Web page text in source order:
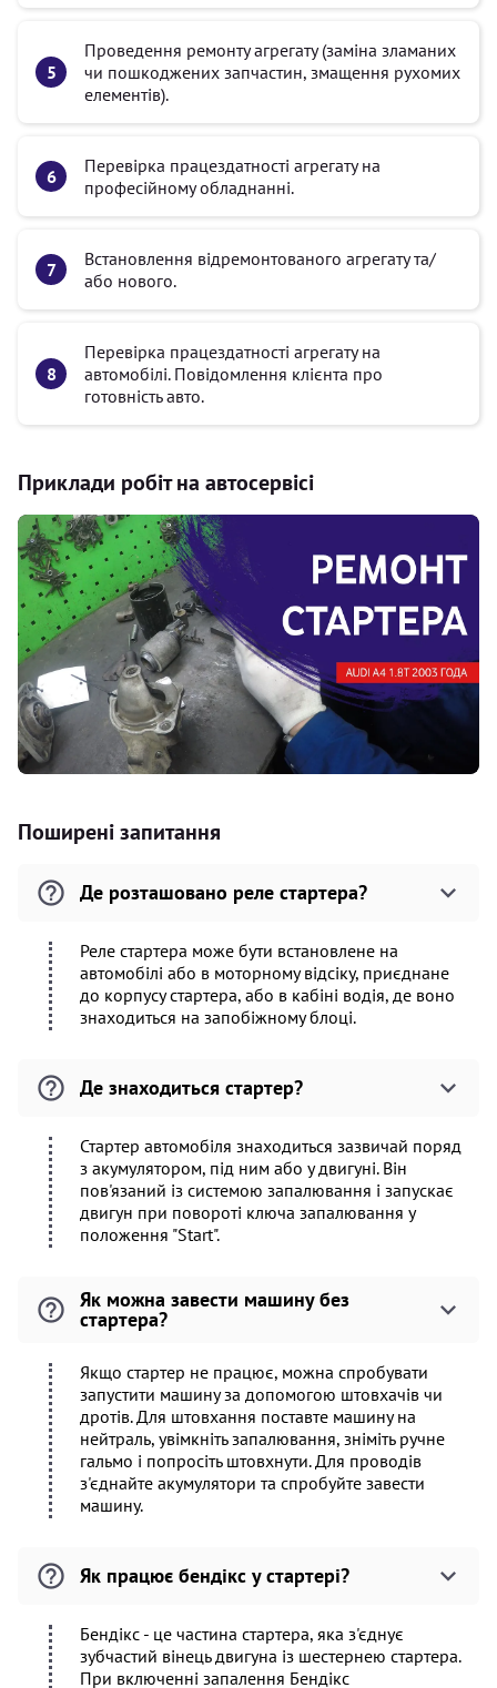
Проведення ремонту агрегату (заміна зламаних
чи пошкоджених запчастин, змащення рухомих
елементів).
Перевірка працездатності агрегату на
професійному обладнанні.
Встановлення відремонтованого агрегату та/
або нового.
Перевірка працездатності агрегату на
автомобілі. Повідомлення клієнта про
готовність авто.
Приклади робіт на автосервісі
Поширені запитання
Де розташовано реле стартера?
Реле стартера може бути встановлене на
автомобілі або в моторному відсіку, приєднане
до корпусу стартера, або в кабіні водія, де воно
знаходиться на запобіжному блоці.
Де знаходиться стартер?
Стартер автомобіля знаходиться зазвичай поряд
з акумулятором, під ним або у двигуні. Він
пов'язаний із системою запалювання і запускає
двигун при повороті ключа запалювання у
положення "Start".
Як можна завести машину без
стартера?
Якщо стартер не працює, можна спробувати
запустити машину за допомогою штовхачів чи
дротів. Для штовхання поставте машину на
нейтраль, увімкніть запалювання, зніміть ручне
гальмо і попросіть штовхнути. Для проводів
з'єднайте акумулятори та спробуйте завести
машину.
Як працює бендікс у стартері?
Бендікс - це частина стартера, яка з'єднує
зубчастий вінець двигуна із шестернею стартера.
При включенні запалення Бендікс